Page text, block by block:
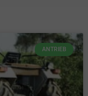
ANTRIEB